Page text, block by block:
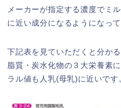
メーカーが指定する濃度でミ
に近い成分になるようになって
下記表を見ていただくと分か
脂質・炭水化物の３大栄養素
ラル値も人乳(母乳)に近いです